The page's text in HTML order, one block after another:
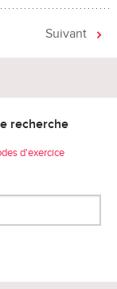
Suivant
recherche
d'exercice